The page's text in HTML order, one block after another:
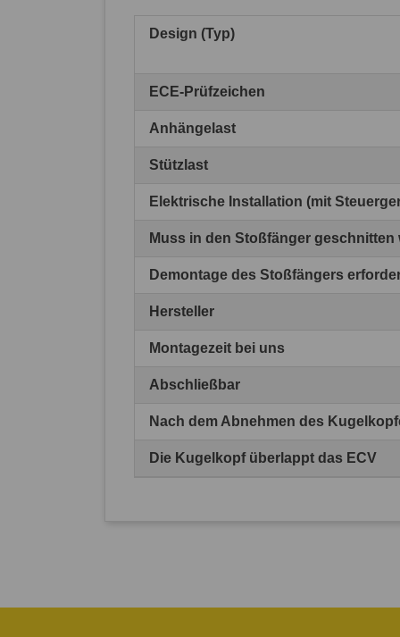
Design (Typ)
ECE-Prüfzeichen
Anhängelast
Stützlast
Elektrische Installation (mit
Muss in den Stoßfänger geschnitten
Demontage des Stoßfängers
Hersteller
Montagezeit bei uns
Abschließbar
Nach dem Abnehmen des
Die Kugelkopf überlappt das ECV